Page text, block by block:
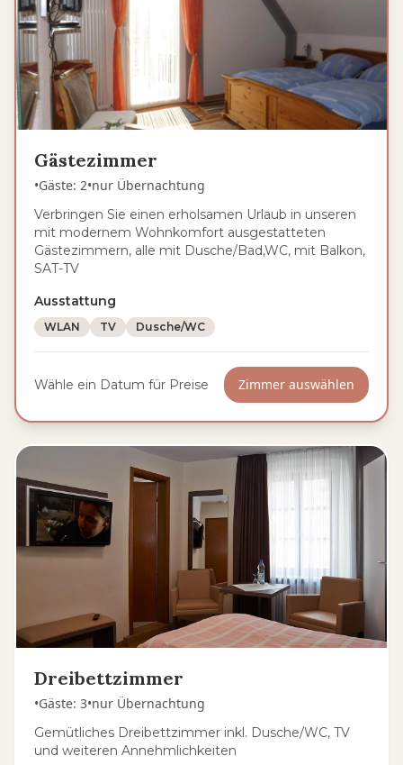
Gästezimmer
•Gäste: 2•nur Übernachtung
Verbringen Sie einen erholsamen Urlaub in unseren
mit modernem Wohnkomfort ausgestatteten
Gästezimmern, alle mit Dusche/Bad,WC, mit Balkon,
SAT-TV
Ausstattung
WLAN TV Dusche/WC
Wähle ein Datum für Preise Zimmer auswählen
Dreibettzimmer
•Gäste: 3•nur Übernachtung
Gemütliches Dreibettzimmer inkl. Dusche/WC, TV
und weiteren Annehmlichkeiten